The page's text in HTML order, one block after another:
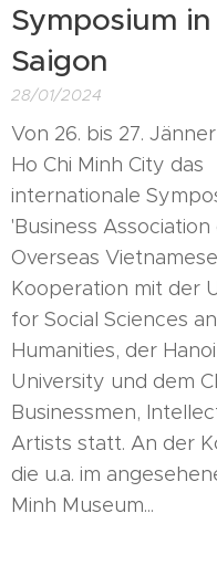
Symposium in
Saigon
28/01/2024
Von 26. bis 27.
Ho Chi Minh City das
internationale
'Business Association
Overseas
Kooperation mit der
for Social Sciences
Humanities, der
University und dem
Businessmen,
Artists statt. An der
die u.a. im
Minh Museum...